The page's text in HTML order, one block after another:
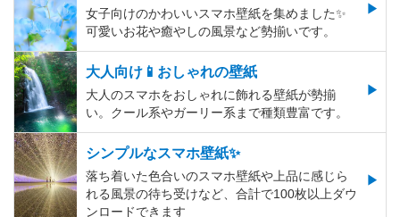
女子向けのかわいいスマホ壁紙を集めました✨
可愛いお花や癒やしの風景など勢揃いです。
大人向け📱おしゃれの壁紙
大人のスマホをおしゃれに飾れる壁紙が勢揃
い。クール系やガーリー系まで種類豊富です。
シンプルなスマホ壁紙✨
落ち着いた色合いのスマホ壁紙や上品に感じら
れる風景の待ち受けなど、合計で100枚以上ダウ
ンロードできます